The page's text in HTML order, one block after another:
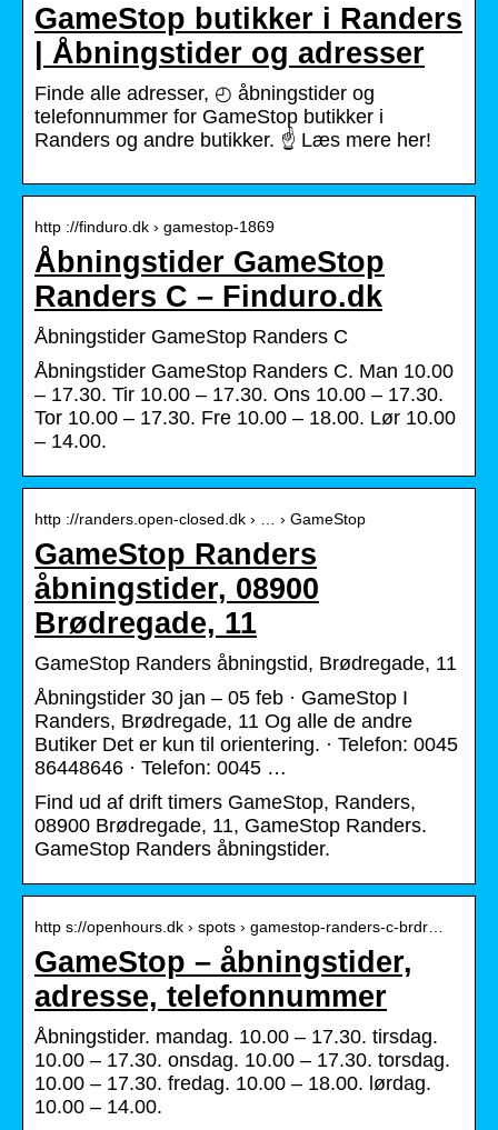
GameStop butikker i Randers
| Åbningstider og adresser
Finde alle adresser, ◴ åbningstider og
telefonnummer for GameStop butikker i
Randers og andre butikker. ☝ Læs mere her!
http ://finduro.dk › gamestop-1869
Åbningstider GameStop
Randers C – Finduro.dk
Åbningstider GameStop Randers C
Åbningstider GameStop Randers C. Man 10.00
– 17.30. Tir 10.00 – 17.30. Ons 10.00 – 17.30.
Tor 10.00 – 17.30. Fre 10.00 – 18.00. Lør 10.00
– 14.00.
http ://randers.open-closed.dk › … › GameStop
GameStop Randers
åbningstider, 08900
Brødregade, 11
GameStop Randers åbningstid, Brødregade, 11
Åbningstider 30 jan – 05 feb · GameStop I
Randers, Brødregade, 11 Og alle de andre
Butiker Det er kun til orientering. · Telefon: 0045
86448646 · Telefon: 0045 …
Find ud af drift timers GameStop, Randers,
08900 Brødregade, 11, GameStop Randers.
GameStop Randers åbningstider.
http s://openhours.dk › spots › gamestop-randers-c-brdr…
GameStop – åbningstider,
adresse, telefonnummer
Åbningstider. mandag. 10.00 – 17.30. tirsdag.
10.00 – 17.30. onsdag. 10.00 – 17.30. torsdag.
10.00 – 17.30. fredag. 10.00 – 18.00. lørdag.
10.00 – 14.00.